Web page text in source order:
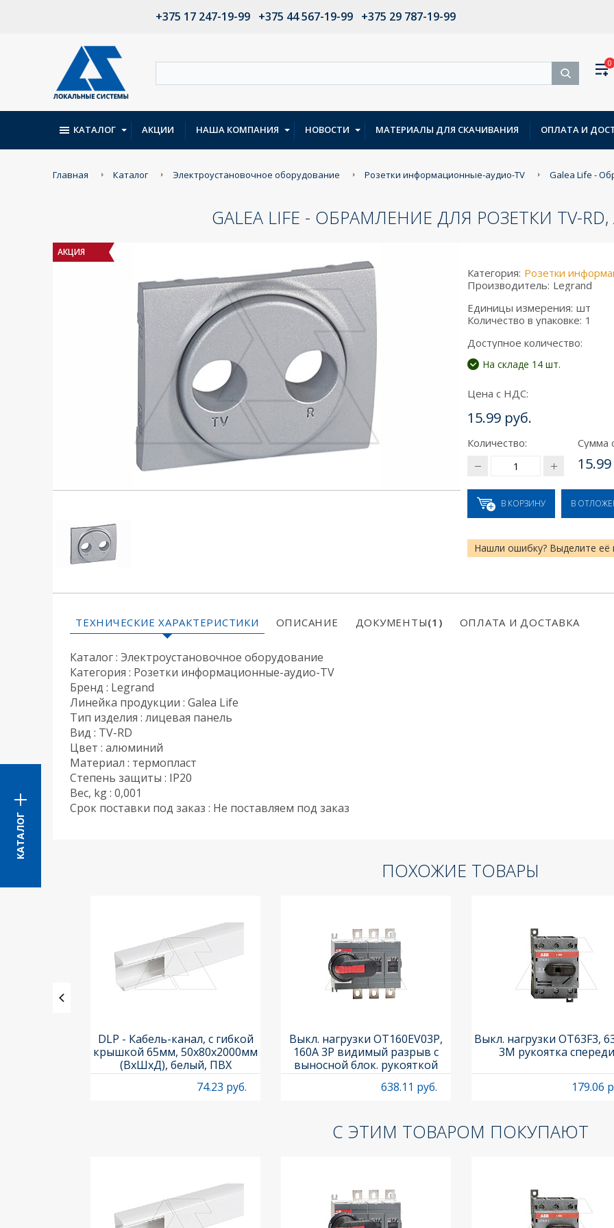
+375 17 247-19-99 +375 44 567-19-99 +375 29 787-19-99
0
КАТАЛОГ
КАТАЛОГ АКЦИИ НАША КОМПАНИЯ НОВОСТИ МАТЕРИАЛЫ ДЛЯ СКАЧИВАНИЯ ОПЛАТА И
Главная Каталог Электроустановочное оборудование Розетки информационные-аудио-TV Galea Life -
GALEA LIFE - ОБРАМЛЕНИЕ ДЛЯ РОЗЕТКИ TV-RD,
АКЦИЯ
Категория: Розетки
Производитель: Legrand
Единицы измерения: шт
Количество в упаковке: 1
Доступное количество:
На складе 14 шт.
Цена с НДС:
15.99 руб.
Количество: Сумма
В КОРЗИНУ В
Нашли ошибку? Выделите её
ТЕХНИЧЕСКИЕ ХАРАКТЕРИСТИКИ ОПИСАНИЕ ДОКУМЕНТЫ(1) ОПЛАТА И ДОСТАВКА
Каталог : Электроустановочное оборудование
Категория : Розетки информационные-аудио-TV
Бренд : Legrand
Линейка продукции : Galea Life
Тип изделия : лицевая панель
Вид : TV-RD
Цвет : алюминий
Материал : термопласт
Степень защиты : IP20
Вес, kg : 0,001
Срок поставки под заказ : Не поставляем под заказ
ПОХОЖИЕ ТОВАРЫ
DLP - Кабель-канал, с гибкой
крышкой 65мм, 50x80х2000мм
(ВхШхД), белый, ПВХ
74.23 руб.
Выкл. нагрузки OT160EV03P,
160A 3P видимый разрыв с
выносной блок. рукояткой
OHB65J6 и осью OXP6X210
638.11 руб.
Выкл. нагрузки OT63F3,
3M рукоятка спереди
179.06
С ЭТИМ ТОВАРОМ ПОКУПАЮТ